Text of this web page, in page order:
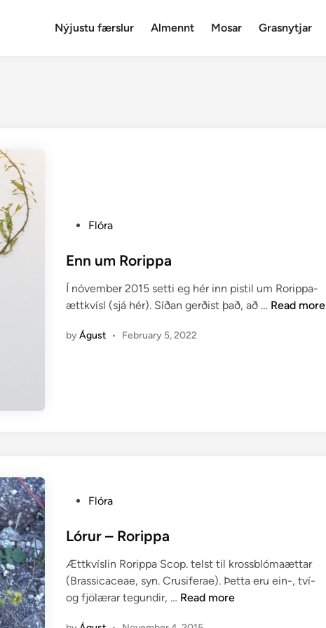
Nýjustu færslur Almennt Mosar Grasnytjar
s
e
d
n
Flóra
Enn um Rorippa
Í nóvember 2015 setti eg hér inn pistil um Rorippa-
ættkvísl (sjá hér). Síðan gerðist það, að … E
Read more
byÁgust • February 5, 2022
s
e
d
i
Flóra
Lórur – Rorippa
Ættkvíslin Rorippa Scop. telst til krossblómaættar
(Brassicaceae, syn. Crusiferae). Þetta eru ein-, tví-
og fjölærar tegundir, … L
Read more